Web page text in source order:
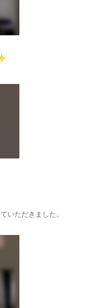
いただきました。